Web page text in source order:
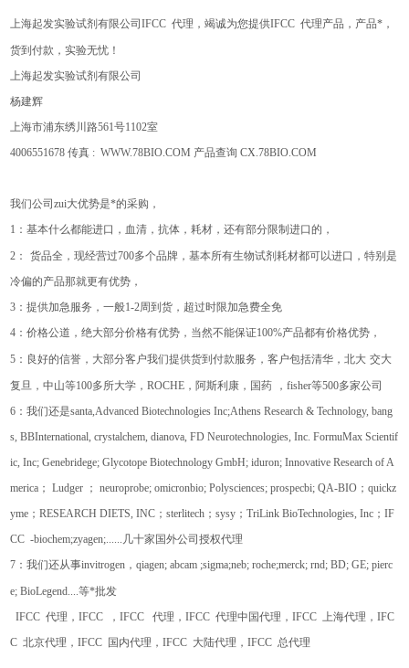
上海起发实验试剂有限公司IFCC代理，竭诚为您提供IFCC代理产品，产品*，
货到付款，实验无忧！
上海起发实验试剂有限公司
杨建辉
上海市浦东绣川路561号1102室
4006551678传真 : WWW.78BIO.COM 产品查询 CX.78BIO.COM
我们公司zui大优势是*的采购，
1 ：基本什么都能进口，血清，抗体，耗材，还有部分限制进口的，
2 ： 货品全，现经营过700多个品牌，基本所有生物试剂耗材都可以进口，特别是
冷偏的产品那就更有优势，
3 ：提供加急服务，一般1-2周到货，超过时限加急费全免
4 ：价格公道，绝大部分价格有优势，当然不能保证100%产品都有价格优势，
5 ：良好的信誉，大部分客户我们提供货到付款服务，客户包括清华，北大 交大
复旦，中山等100多所大学，ROCHE ，阿斯利康，国药 ，fisher等500多家公司
6 ：我们还是santa,Advanced Biotechnologies Inc;Athens Research & Technology, bang
s, BBInternational, crystalchem, dianova, FD Neurotechnologies, Inc. FormuMax Scientif
ic, Inc; Genebridege; Glycotope Biotechnology GmbH; iduron; Innovative Research of A
merica ； Ludger ； neuroprobe; omicronbio; Polysciences; prospecbi; QA-BIO ；quickz
yme ；RESEARCH DIETS, INC ；sterlitech ；sysy ；TriLink BioTechnologies, Inc ；IF
CC -biochem;zyagen;...... 几十家国外公司授权代理
7 ：我们还从事invitrogen ，qiagen; abcam ;sigma;neb; roche;merck; rnd; BD; GE; pierc
e; BioLegend....等*批发
IFCC代理，IFCC ，IFCC代理，IFCC代理中国代理，IFCC上海代理，IFC
C北京代理，IFCC 国内代理，IFCC 大陆代理，IFCC总代理